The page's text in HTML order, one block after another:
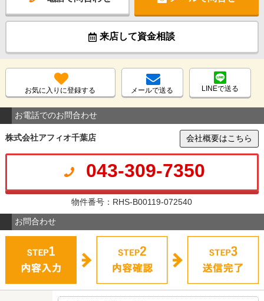
来店して資金相談
お気に入りに登録する メールで送る LINEで送る
お電話でのお問合わせ
株式会社アフィオ千葉店 会社概要はこちら
043-309-7350
物件番号：RHS-B00119-072540
お問合わせ